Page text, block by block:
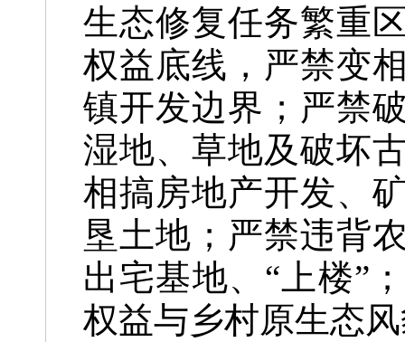
生态修复任务繁重
权益底线，严禁变
镇开发边界；严禁
湿地、草地及破坏
相搞房地产开发、
垦土地；严禁违背
出宅基地、“上楼”
权益与乡村原生态